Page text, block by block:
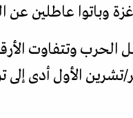
وباتوا عاطلين
وتتفاوت الأرقام
الأول أدى